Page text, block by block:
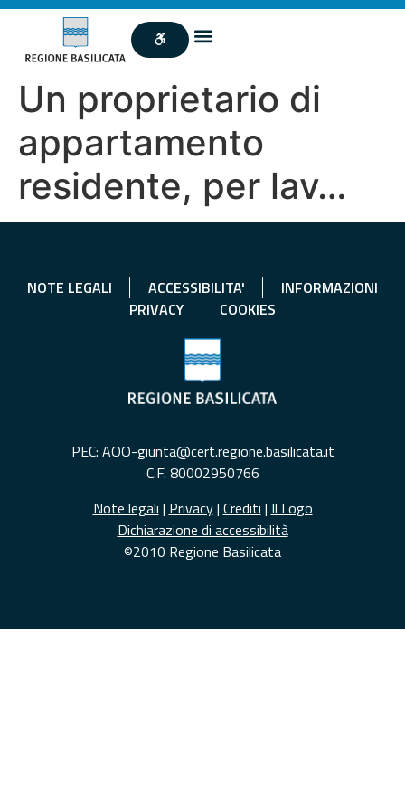
Un proprietario di
appartamento
residente, per lav…
NOTE LEGALI ACCESSIBILITA'
INFORMAZIONI
PRIVACY
COOKIES
PEC: AOO-giunta@cert.regione.basilicata.it
C.F. 80002950766
Note legali | Privacy| Crediti | Il Logo
Dichiarazione di accessibilità
©2010 Regione Basilicata